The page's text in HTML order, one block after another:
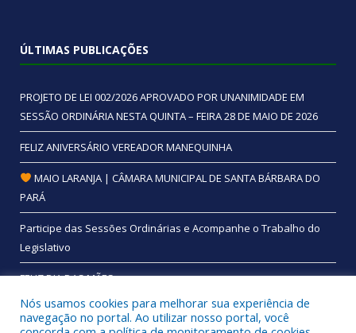
ÚLTIMAS PUBLICAÇÕES
PROJETO DE LEI 002/2026 APROVADO POR UNANIMIDADE EM
SESSÃO ORDINÁRIA NESTA QUINTA – FEIRA 28 DE MAIO DE 2026
FELIZ ANIVERSÁRIO VEREADOR MANEQUINHA
MAIO LARANJA | CÂMARA MUNICIPAL DE SANTA BÁRBARA DO
PARÁ
Participe das Sessões Ordinárias e Acompanhe o Trabalho do
Legislativo
FELIZ DIA DAS MÃES
Nós usamos cookies para melhorar sua experiência de
navegação no portal. Ao utilizar nosso portal, você